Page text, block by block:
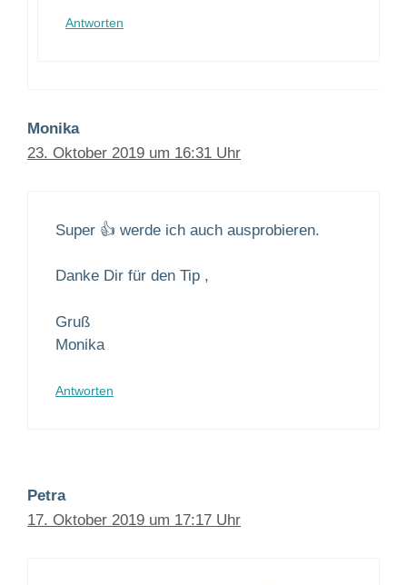
Antworten
Monika
23. Oktober 2019 um 16:31 Uhr
Super 👍 werde ich auch ausprobieren.
Danke Dir für den Tip ,
Gruß
Monika
Antworten
Petra
17. Oktober 2019 um 17:17 Uhr